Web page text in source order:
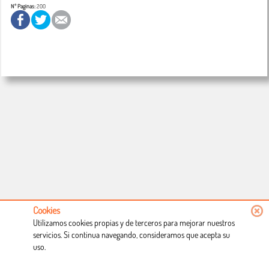
Nº Paginas:200
Condiciones de uso
Cookies
Utilizamos cookies propias y de terceros para mejorar nuestros
servicios. Si continua navegando, consideramos que acepta su
uso.